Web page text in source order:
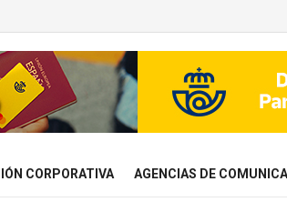
CORPORATIVA AGENCIAS DE